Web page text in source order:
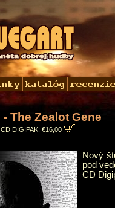
- The Zealot Gene
CD DIGIPAK: €16,00
Nový
pod
CD